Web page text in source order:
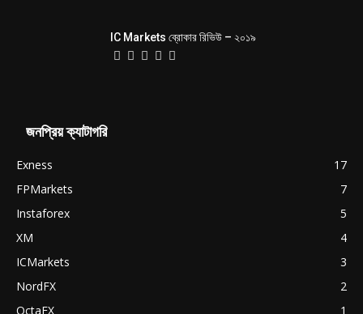
IC Markets ব্রোকার রিভিউ – ২০১৯
জনপ্রিয় ক্যাটাগরি
Exness
17
FPMarkets
7
Instaforex
5
XM
4
ICMarkets
3
NordFX
2
OctaFX
1